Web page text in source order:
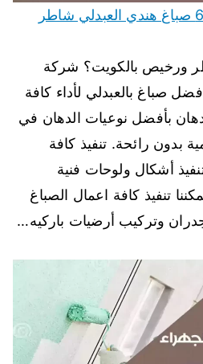
صباغ العبدلي 66616884 صباغ هندي العبدلي شاطر
ورخيص بالكويت؟ شركة
صباغ بالعبدلي لأداء كافة
بأفضل نوعيات الدهان في
بدون رائحة. تنفيذ كافة
أشكال ولوحات فنية
تنفيذ كافة اعمال الصباغ
وتركيب أرضيات باركيه…